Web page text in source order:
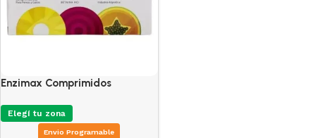
Enzimax Comprimidos
Elegí tu zona
Envio Programable